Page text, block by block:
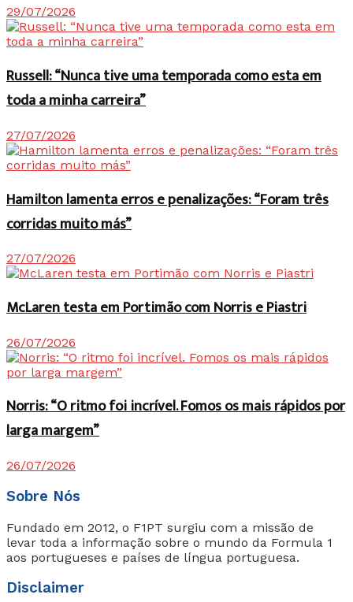
29/07/2026
Russell: “Nunca tive uma temporada como esta em
toda a minha carreira”
27/07/2026
Hamilton lamenta erros e penalizações: “Foram três
corridas muito más”
27/07/2026
McLaren testa em Portimão com Norris e Piastri
26/07/2026
Norris: “O ritmo foi incrível. Fomos os mais rápidos por
larga margem”
26/07/2026
Sobre Nós
Fundado em 2012, o F1PT surgiu com a missão de
levar toda a informação sobre o mundo da Formula 1
aos portugueses e países de língua portuguesa.
Disclaimer